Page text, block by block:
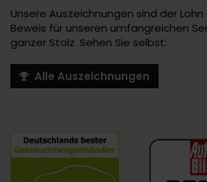
Unsere Auszeichnungen sind der
Beweis für unseren umfangreichen
ganzer Stolz. Sehen Sie selbst:
Alle Auszeichnungen